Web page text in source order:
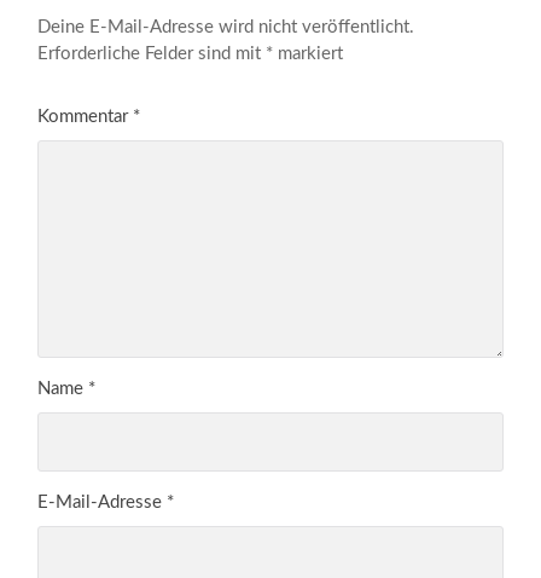
Deine E-Mail-Adresse wird nicht veröffentlicht.
Erforderliche Felder sind mit * markiert
Kommentar *
Name *
E-Mail-Adresse *